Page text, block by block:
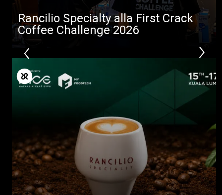
Rancilio Specialty alla First Crack
Coffee Challenge 2026